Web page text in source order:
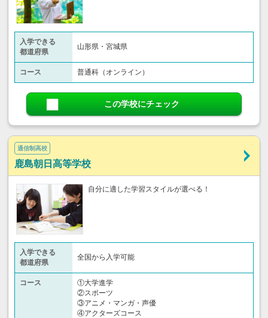
入学できる
都道府県
山形県・宮城県
コース 普通科（オンライン）
この学校にチェック
通信制高校
鹿島朝日高等学校
自分に適した学習スタイルが選べる！
入学できる
都道府県
全国から入学可能
コース
①大学進学
②スポーツ
③アニメ・マンガ・声優
④アクターズコース